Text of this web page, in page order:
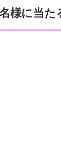
様に当た